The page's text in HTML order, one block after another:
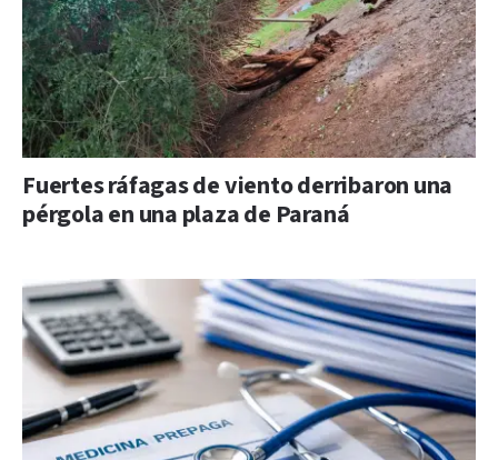
Fuertes ráfagas de viento derribaron una
pérgola en una plaza de Paraná